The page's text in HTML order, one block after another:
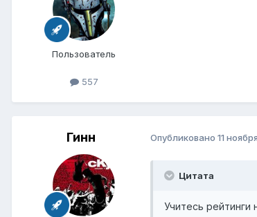
Пользователь
557
Гинн Опубликовано 11
Цитата
Учитесь рейтинги